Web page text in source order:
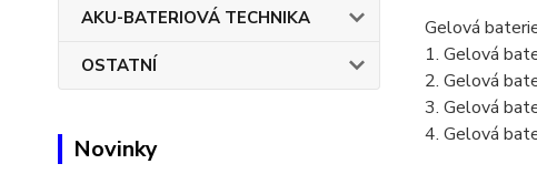
AKU-BATERIOVÁ TECHNIKA
OSTATNÍ
Novinky
Gelová
1. Gelová
2. Gelová
3. Gelová
4. Gelová